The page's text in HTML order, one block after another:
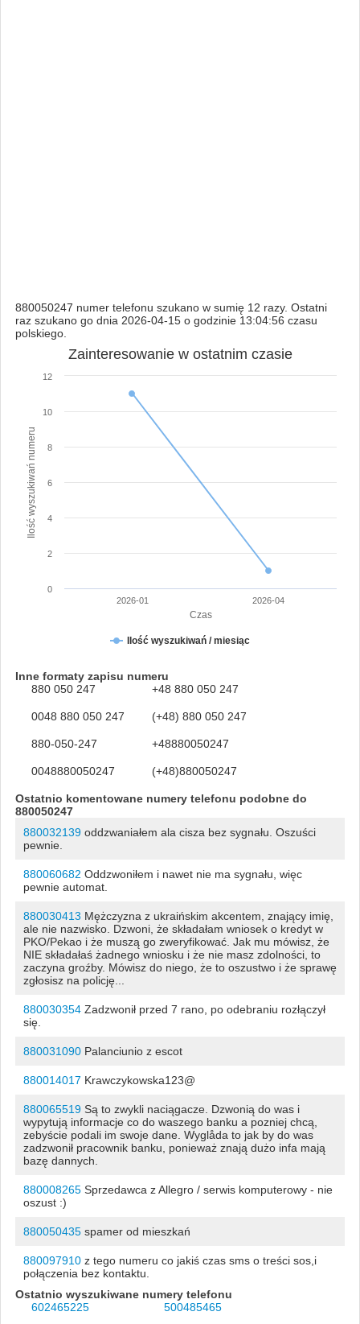
880050247 numer telefonu szukano w sumię 12 razy. Ostatni
raz szukano go dnia 2026-04-15 o godzinie 13:04:56 czasu
polskiego.
Czas
Ilość wyszukiwań numeru
Zainteresowanie w ostatnim czasie
Ilość wyszukiwań / miesiąc
2026-01 2026-04
0
2
4
6
8
10
12
Inne formaty zapisu numeru
880 050 247
+48 880 050 247
0048 880 050 247 (+48) 880 050 247
880-050-247 +48880050247
0048880050247 (+48)880050247
Ostatnio komentowane numery telefonu podobne do
880050247
880032139oddzwaniałem ala cisza bez sygnału. Oszuści
pewnie.
880060682 Oddzwoniłem i nawet nie ma sygnału, więc
pewnie automat.
880030413 Mężczyzna z ukraińskim akcentem, znający imię,
ale nie nazwisko. Dzwoni, że składałam wniosek o kredyt w
PKO/Pekao i że muszą go zweryfikować. Jak mu mówisz, że
NIE składałaś żadnego wniosku i że nie masz zdolności, to
zaczyna groźby. Mówisz do niego, że to oszustwo i że sprawę
zgłosisz na policję...
880030354Zadzwonił przed 7 rano, po odebraniu rozłączył
się.
880031090Palanciunio z escot
880014017 Krawczykowska123@
880065519Są to zwykli naciągacze. Dzwonią do was i
wypytują informacje co do waszego banku a pozniej chcą,
zebyście podali im swoje dane. Wyglåda to jak by do was
zadzwonił pracownik banku, ponieważ znają dużo infa mają
bazę dannych.
880008265Sprzedawca z Allegro / serwis komputerowy - nie
oszust :)
880050435spamer od mieszkań
880097910z tego numeru co jakiś czas sms o treści sos,i
połączenia bez kontaktu.
Ostatnio wyszukiwane numery telefonu
602465225
500485465